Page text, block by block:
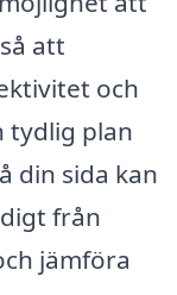
att
och
tydlig plan
din sida kan
från
jämföra